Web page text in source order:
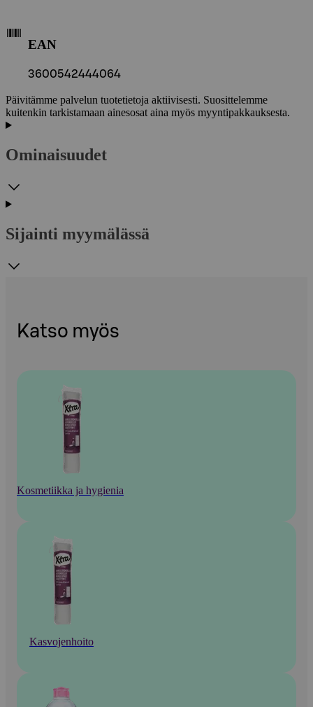
EAN
3600542444064
Päivitämme palvelun tuotetietoja aktiivisesti. Suosittelemme
kuitenkin tarkistamaan ainesosat aina myös myyntipakkauksesta.
Ominaisuudet
Sijainti myymälässä
Katso myös
Kosmetiikka ja hygienia
Kasvojenhoito